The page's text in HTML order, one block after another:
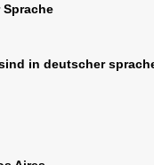
in deutscher